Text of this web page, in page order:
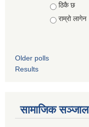
ठिकै छ
राम्रो लागेन
Older polls
Results
सामाजिक सञ्जाल